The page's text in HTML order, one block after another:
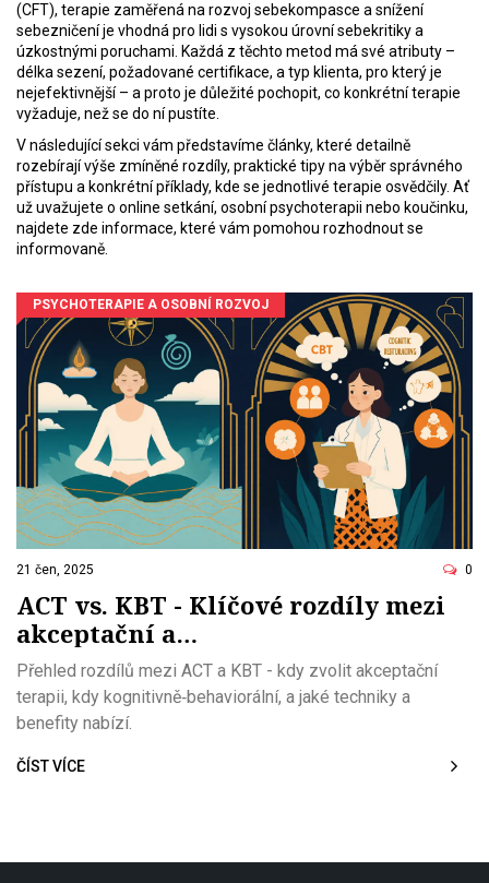
(CFT), terapie zaměřená na rozvoj sebekompasce a snížení
sebezničeníje vhodná pro lidi s vysokou úrovní sebekritiky a
úzkostnými poruchami. Každá z těchto metod má své atributy –
délka sezení, požadované certifikace, a typ klienta, pro který je
nejefektivnější – a proto je důležité pochopit, co konkrétní terapie
vyžaduje, než se do ní pustíte.
V následující sekci vám představíme články, které detailně
rozebírají výše zmíněné rozdíly, praktické tipy na výběr správného
přístupu a konkrétní příklady, kde se jednotlivé terapie osvědčily. Ať
už uvažujete o online setkání, osobní psychoterapii nebo koučinku,
najdete zde informace, které vám pomohou rozhodnout se
informovaně.
PSYCHOTERAPIE A OSOBNÍ ROZVOJ
21 čen, 2025 0
ACT vs. KBT - Klíčové rozdíly mezi
akceptační a
kognitivně‑behaviorální terapií
Přehled rozdílů mezi ACT a KBT - kdy zvolit akceptační
terapii, kdy kognitivně‑behaviorální, a jaké techniky a
benefity nabízí.
ČÍST VÍCE